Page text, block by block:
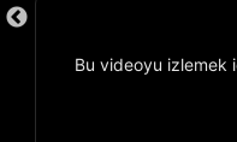
Bu videoyu izlemek
EZ